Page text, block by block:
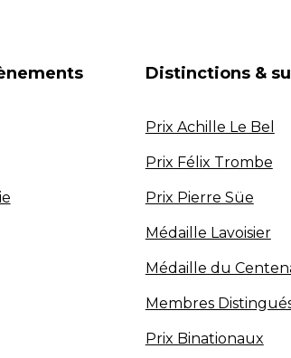
Distinctions &
Prix Achille Le Bel
Prix Félix Trombe
Prix Pierre Süe
Médaille Lavoisier
Médaille du
Membres
Prix Binationaux